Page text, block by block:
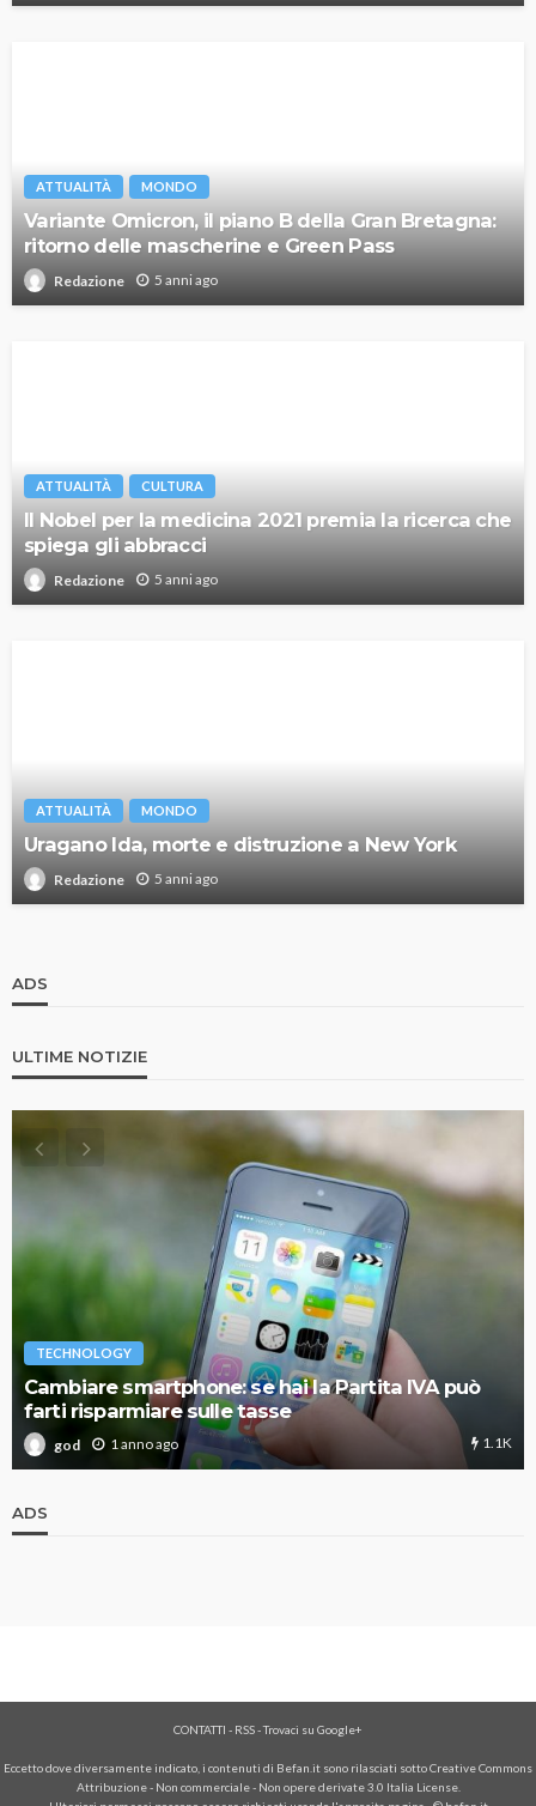
ATTUALITÀ MONDO
Variante Omicron, il piano B della Gran Bretagna:
ritorno delle mascherine e Green Pass
Redazione 5 anni ago
ATTUALITÀ CULTURA
Il Nobel per la medicina 2021 premia la ricerca che
spiega gli abbracci
Redazione 5 anni ago
ATTUALITÀ MONDO
Uragano Ida, morte e distruzione a New York
Redazione 5 anni ago
ADS
ULTIME NOTIZIE
TECHNOLOGY
Cambiare smartphone: se hai la Partita IVA può
farti risparmiare sulle tasse
god 1 anno ago 1.1K
ADS
CONTATTI - RSS-Trovaci su Google+
Eccetto dove diversamente indicato, i contenuti di Befan.it sono rilasciati sotto Creative Commons
Attribuzione - Non commerciale - Non opere derivate 3.0 Italia License.